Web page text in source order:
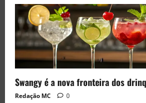
Swangy é a nova fronteira dos
Redação MC 0